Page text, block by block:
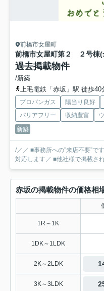
前橋市女屋町
過去掲載物件
/新築
上毛電鉄「赤坂」駅 徒歩40
プロパンガス 陽当り良好
バリアフリー
収納豊富
新築
/／／ ■事務所への”来店不要”で
対応します／ ■他社様で掲載さ
赤坂の掲載物件の価格相
1R～1K
1DK～1LDK
2K～2LDK
3K～3LDK